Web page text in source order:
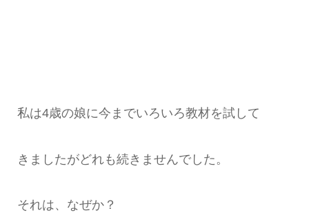
私は4歳の娘に今までいろいろ教材を試して
きましたがどれも続きませんでした。
それは、なぜか？